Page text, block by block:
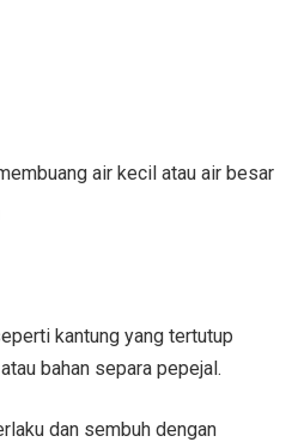
air kecil atau air besar
kantung yang tertutup
bahan separa pepejal.
dan sembuh dengan